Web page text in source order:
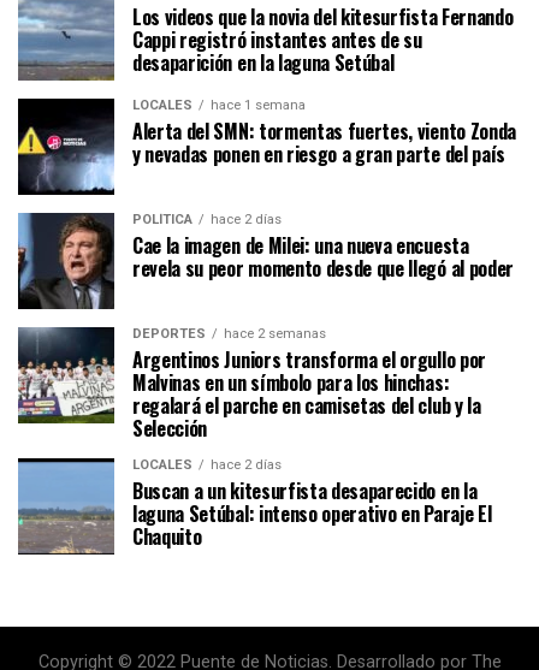
Los videos que la novia del kitesurfista Fernando
Cappi registró instantes antes de su
desaparición en la laguna Setúbal
LOCALES hace 1 semana
Alerta del SMN: tormentas fuertes, viento Zonda
y nevadas ponen en riesgo a gran parte del país
POLÍTICA hace 2 días
Cae la imagen de Milei: una nueva encuesta
revela su peor momento desde que llegó al poder
DEPORTES hace 2 semanas
Argentinos Juniors transforma el orgullo por
Malvinas en un símbolo para los hinchas:
regalará el parche en camisetas del club y la
Selección
LOCALES hace 2 días
Buscan a un kitesurfista desaparecido en la
laguna Setúbal: intenso operativo en Paraje El
Chaquito
Copyright © 2022 Puente de Noticias. Desarrollado por The